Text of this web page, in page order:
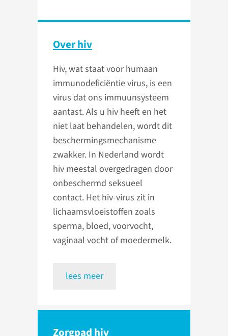
Over hiv
Hiv, wat staat voor humaan
immunodeficiëntie virus, is een
virus dat ons immuunsysteem
aantast. Als u hiv heeft en het
niet laat behandelen, wordt dit
beschermingsmechanisme
zwakker. In Nederland wordt
hiv meestal overgedragen door
onbeschermd seksueel
contact. Het hiv-virus zit in
lichaamsvloeistoffen zoals
sperma, bloed, voorvocht,
vaginaal vocht of moedermelk.
lees meer
Zorgpad hiv